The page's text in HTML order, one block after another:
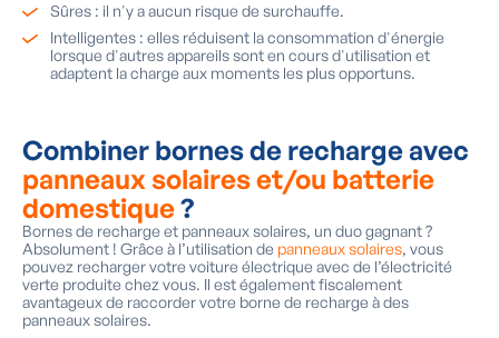
Sûres : il n'y a aucun risque de surchauffe.
Intelligentes : elles réduisent la consommation d'énergie
lorsque d'autres appareils sont en cours d'utilisation et
adaptent la charge aux moments les plus opportuns.
Combiner bornes de recharge avec
panneaux solaires et/ou batterie
domestique?
Bornes de recharge et panneaux solaires, un duo gagnant ?
Absolument ! Grâce à l’utilisation de panneaux solaires, vous
pouvez recharger votre voiture électrique avec de l’électricité
verte produite chez vous. Il est également fiscalement
avantageux de raccorder votre borne de recharge à des
panneaux solaires.